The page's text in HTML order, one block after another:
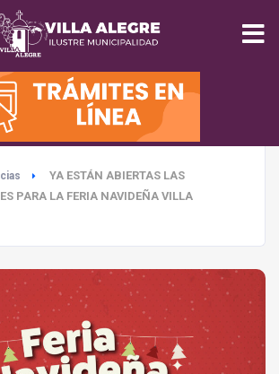
INICIO
MUNICIPALIDAD
SEGURIDAD
SALUD
TURISMO
YA ESTÁN ABIERTAS LAS
PARA LA FERIA NAVIDEÑA VILLA